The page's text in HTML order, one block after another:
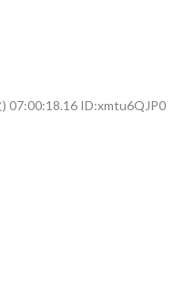
07:00:18.16 ID:xmtu6QJP0